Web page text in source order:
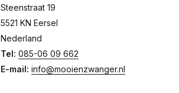
Steenstraat 19
5521 KN Eersel
Nederland
Tel: 085-06 09 662
E-mail: info@mooienzwanger.nl